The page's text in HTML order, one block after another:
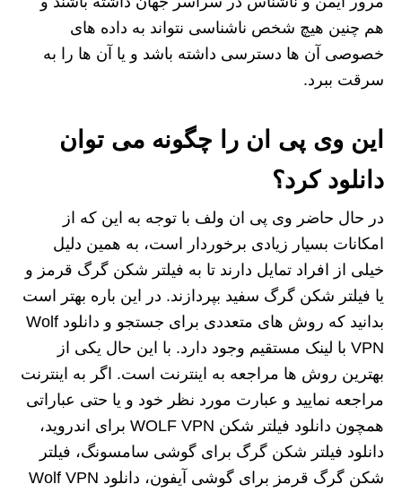
هم چنین هیچ شخص ناشناسی نتواند به داده های
خصوصی آن ها دسترسی داشته باشد و یا آن ها را به
سرقت ببرد.
این وی پی ان را چگونه می توان
دانلود کرد؟
در حال حاضر وی پی ان ولف با توجه به این که از
امکانات بسیار زیادی برخوردار است، به همین دلیل
خیلی از افراد تمایل دارند تا به فیلتر شکن گرگ قرمز و
یا فیلتر شکن گرگ سفید بپردازند. در این باره بهتر است
بدانید که روش های متعددی برای جستجو و دانلود Wolf
VPN با لینک مستقیم وجود دارد. با این حال یکی از
بهترین روش ها مراجعه به اینترنت است. اگر به اینترنت
مراجعه نمایید و عبارت مورد نظر خود و یا حتی عباراتی
همچون دانلود فیلتر شکن WOLF VPN برای اندروید،
دانلود فیلتر شکن گرگ برای گوشی سامسونگ، فیلتر
شکن گرگ قرمز برای گوشی آیفون، دانلود Wolf VPN